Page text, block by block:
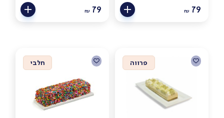
₪ 79
₪ 79
פרווה חלבי